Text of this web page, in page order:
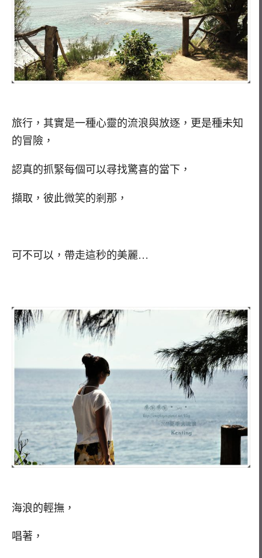
旅行，其實是一種心靈的流浪與放逐，更是種未知
的冒險，
認真的抓緊每個可以尋找驚喜的當下，
擷取，彼此微笑的剎那，
可不可以，帶走這秒的美麗…
海浪的輕撫，
唱著，